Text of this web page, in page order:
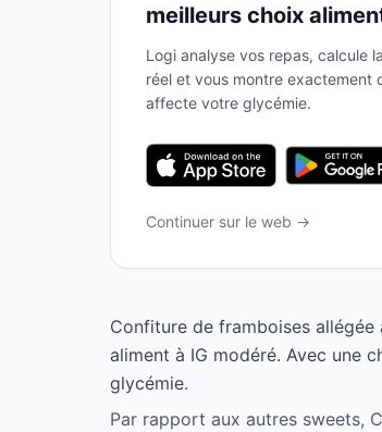
meilleurs choix
Logi analyse vos repas, calcule
réel et vous montre exactement
affecte votre glycémie.
Continuer sur le web →
Confiture de framboises
aliment à IG modéré. Avec une
glycémie.
Par rapport aux autres sweets,